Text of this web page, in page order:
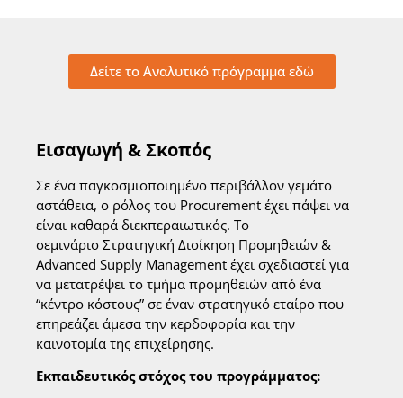
Δείτε το Αναλυτικό πρόγραμμα εδώ
Εισαγωγή & Σκοπός
Σε ένα παγκοσμιοποιημένο περιβάλλον γεμάτο
αστάθεια, ο ρόλος του Procurement έχει πάψει να
είναι καθαρά διεκπεραιωτικός. Το
σεμινάριο Στρατηγική Διοίκηση Προμηθειών &
Advanced Supply Management έχει σχεδιαστεί για
να μετατρέψει το τμήμα προμηθειών από ένα
“κέντρο κόστους” σε έναν στρατηγικό εταίρο που
επηρεάζει άμεσα την κερδοφορία και την
καινοτομία της επιχείρησης.
Εκπαιδευτικός στόχος του προγράμματος: